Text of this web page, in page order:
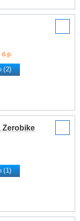
б.р.
(2)
Zerobike
(1)